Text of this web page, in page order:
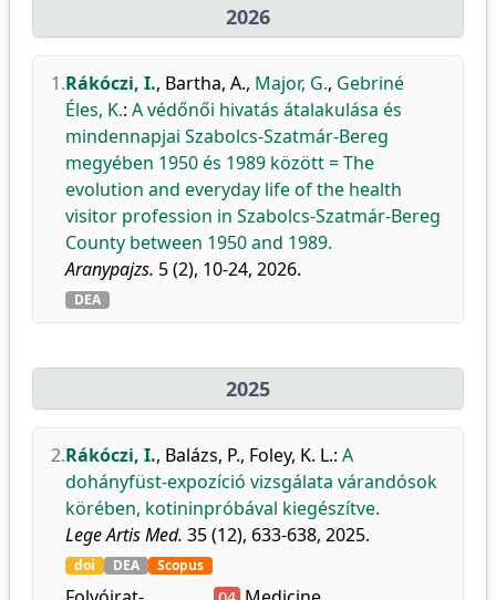
2026
1.Rákóczi, I., Bartha, A., Major, G., Gebriné
Éles, K.: A védőnői hivatás átalakulása és
mindennapjai Szabolcs-Szatmár-Bereg
megyében 1950 és 1989 között = The
evolution and everyday life of the health
visitor profession in Szabolcs-Szatmár-Bereg
County between 1950 and 1989.
Aranypajzs. 5 (2), 10-24, 2026.
DEA
2025
2.Rákóczi, I., Balázs, P., Foley, K. L.: A
dohányfüst-expozíció vizsgálata várandósok
körében, kotininpróbával kiegészítve.
Lege Artis Med. 35 (12), 633-638, 2025.
doi DEA Scopus